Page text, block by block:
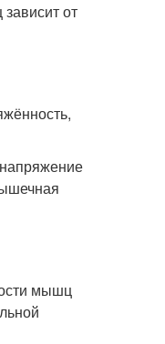
от
мышц